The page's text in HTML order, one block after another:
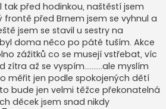
tak před hodinkou, naštěstí jsem
před Brnem jsem se vyhnul a
jsem se stavil u sestry na
doma něco po páté tuším. Akce
zážitků co se musejí vstřebat, víc
až se vyspím..........ale myslím
měřit jen podle spokojených dětí
bude jen velmi těžce překonatelná
děcek jsem snad nikdy